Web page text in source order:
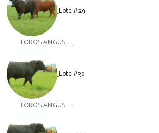
Lote #29
TOROS ANGUS...
Lote #30
TOROS ANGUS...